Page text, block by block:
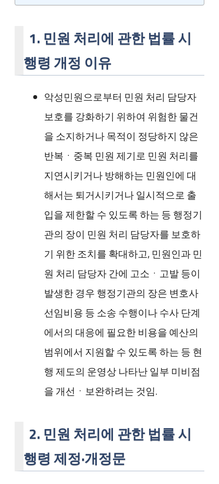
1. 민원 처리에 관한 법률 시
행령 개정 이유
악성민원으로부터 민원 처리 담당자
보호를 강화하기 위하여 위험한 물건
을 소지하거나 목적이 정당하지 않은
반복ㆍ중복 민원 제기로 민원 처리를
지연시키거나 방해하는 민원인에 대
해서는 퇴거시키거나 일시적으로 출
입을 제한할 수 있도록 하는 등 행정기
관의 장이 민원 처리 담당자를 보호하
기 위한 조치를 확대하고, 민원인과 민
원 처리 담당자 간에 고소ㆍ고발 등이
발생한 경우 행정기관의 장은 변호사
선임비용 등 소송 수행이나 수사 단계
에서의 대응에 필요한 비용을 예산의
범위에서 지원할 수 있도록 하는 등 현
행 제도의 운영상 나타난 일부 미비점
을 개선ㆍ보완하려는 것임.
2. 민원 처리에 관한 법률 시
행령 제정·개정문